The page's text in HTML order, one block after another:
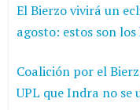
El Bierzo vivirá un
agosto: estos son
Coalición por el
UPL que Indra no se